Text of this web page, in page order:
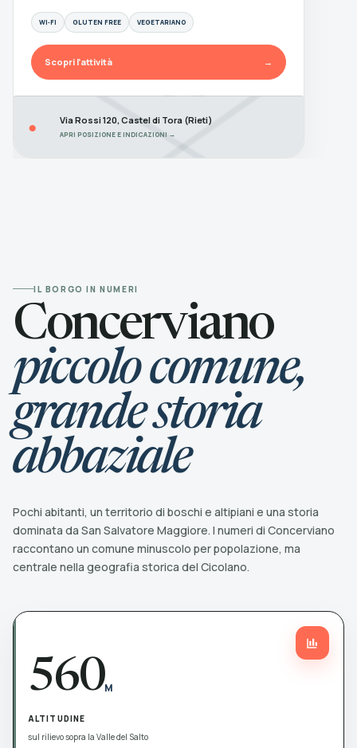
WI‑FI GLUTEN FREE VEGETARIANO
Scopri l’attività →
● Via Rossi 120, Castel di Tora (Rieti)
APRI POSIZIONE E INDICAZIONI →
IL BORGO IN NUMERI
Concerviano
piccolo comune,
grande storia
abbaziale
Pochi abitanti, un territorio di boschi e altipiani e una storia
dominata da San Salvatore Maggiore. I numeri di Concerviano
raccontano un comune minuscolo per popolazione, ma
centrale nella geografia storica del Cicolano.
560M
ALTITUDINE
sul rilievo sopra la Valle del Salto